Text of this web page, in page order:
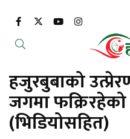
हजुरबुबाको
जगमा फक्रिरहेको
(भिडियोसहित)